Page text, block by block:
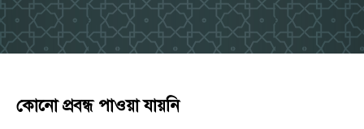
কোনো প্রবন্ধ পাওয়া যায়নি